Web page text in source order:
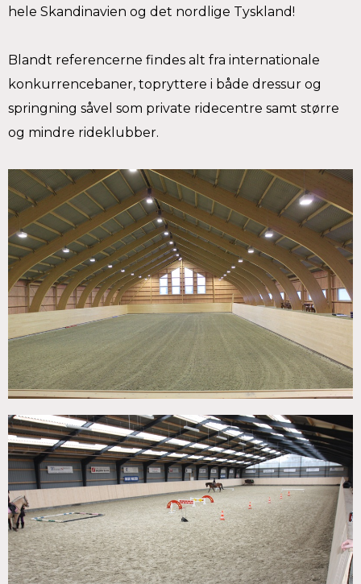
hele Skandinavien og det nordlige Tyskland!
Blandt referencerne findes alt fra internationale
konkurrencebaner, topryttere i både dressur og
springning såvel som private ridecentre samt større
og mindre rideklubber.